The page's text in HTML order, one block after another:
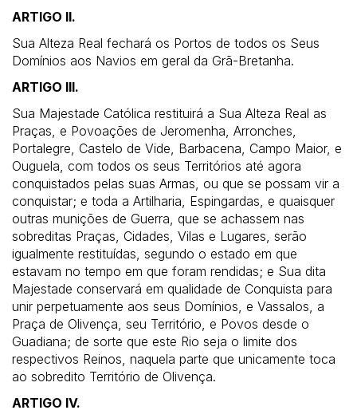
ARTIGO II.
Sua Alteza Real fechará os Portos de todos os Seus
Domínios aos Navios em geral da Grã-Bretanha.
ARTIGO III.
Sua Majestade Católica restituirá a Sua Alteza Real as
Praças, e Povoações de Jeromenha, Arronches,
Portalegre, Castelo de Vide, Barbacena, Campo Maior, e
Ouguela, com todos os seus Territórios até agora
conquistados pelas suas Armas, ou que se possam vir a
conquistar; e toda a Artilharia, Espingardas, e quaisquer
outras munições de Guerra, que se achassem nas
sobreditas Praças, Cidades, Vilas e Lugares, serão
igualmente restituídas, segundo o estado em que
estavam no tempo em que foram rendidas; e Sua dita
Majestade conservará em qualidade de Conquista para
unir perpetuamente aos seus Domínios, e Vassalos, a
Praça de Olivença, seu Território, e Povos desde o
Guadiana; de sorte que este Rio seja o limite dos
respectivos Reinos, naquela parte que unicamente toca
ao sobredito Território de Olivença.
ARTIGO IV.